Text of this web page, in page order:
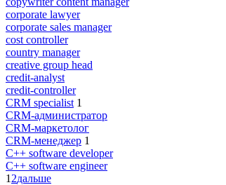
corporate lawyer
corporate sales manager
cost controller
country manager
creative group head
credit-analyst
credit-controller
CRM specialist 1
CRM-администратор
CRM-маркетолог
CRM-менеджер 1
C++ software developer
C++ software engineer
1 2дальше